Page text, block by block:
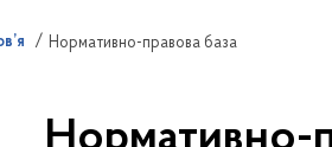
Нормативно-правова база